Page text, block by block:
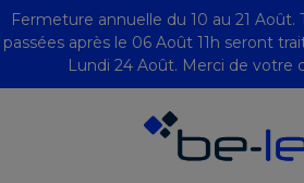
Fermeture annuelle du 10 au 21
passées après le 06 Août 11h seront
Lundi 24 Août. Merci de votre